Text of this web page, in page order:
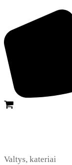
Valtys, kateriai